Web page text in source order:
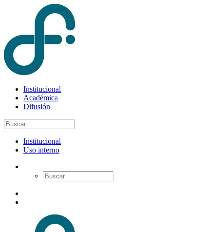
Institucional
Académica
Difusión
Institucional
Uso interno